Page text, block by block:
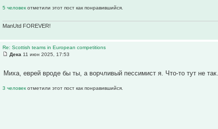
5 человекотметили этот пост как понравившийся.
ManUtd FOREVER!
Re: Scottish teams in European competitions
Дека 11 июн 2025, 17:53
Миха, еврей вроде бы ты, а ворчливый пессимист я. Что-то тут не
3 человекотметили этот пост как понравившийся.